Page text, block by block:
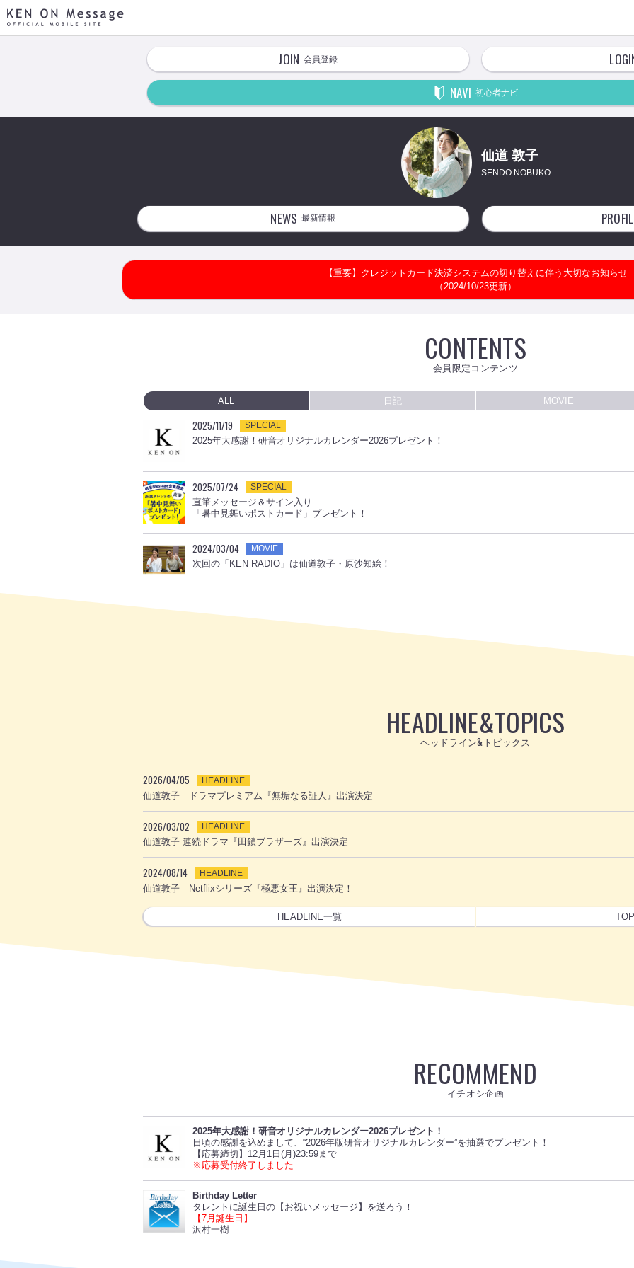
JOIN 会員登録
NAVI 初心者ナビ
仙道 敦子
SENDO NOBUKO
NEWS 最新情報
【重要】クレジットカード決済システムの切り替えに伴う大切なお知らせ
（2024/10/23更新）
CONTENTS
会員限定コンテンツ
ALL 日記 MOVIE
2025/11/19 SPECIAL
2025年大感謝！研音オリジナルカレンダー2026プレゼント！
2025/07/24 SPECIAL
直筆メッセージ＆サイン入り
「暑中見舞いポストカード」プレゼント！
2024/03/04 MOVIE
次回の「KEN RADIO」は仙道敦子・原沙知絵！
HEADLINE&TOPICS
ヘッドライン&トピックス
2026/04/05 HEADLINE
仙道敦子 ドラマプレミアム『無垢なる証人』出演決定
2026/03/02 HEADLINE
仙道敦子 連続ドラマ『田鎖ブラザーズ』出演決定
2024/08/14 HEADLINE
仙道敦子 Netflixシリーズ『極悪女王』出演決定！
HEADLINE一覧
RECOMMEND
イチオシ企画
2025年大感謝！研音オリジナルカレンダー2026プレゼント！
日頃の感謝を込めまして、“2026年版研音オリジナルカレンダー”を抽選でプレゼント！
【応募締切】12月1日(月)23:59まで
※応募受付終了しました
Birthday Letter
タレントに誕生日の【お祝いメッセージ】を送ろう！
【7月誕生日】
沢村一樹